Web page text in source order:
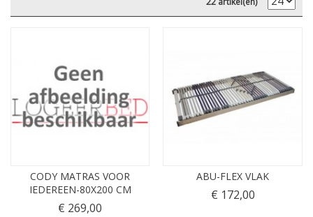
CODY MATRAS VOOR
IEDEREEN-80X200 CM
€ 269,00
ABU-FLEX VLAK
€ 172,00